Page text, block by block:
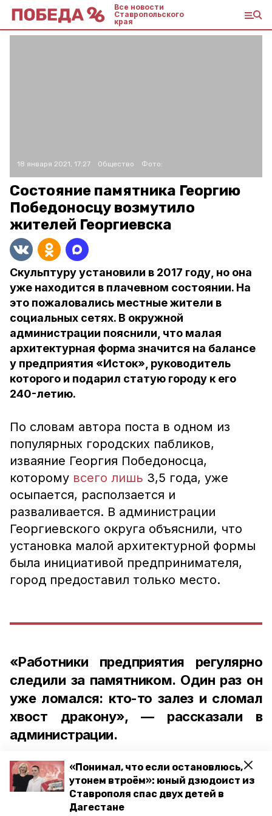
«Понимал, что если остановлюсь,
утонем втроём»: юный дзюдоист из
Ставрополя спас двух детей в
Дагестане
Все новости
Ставропольского
края
18 января 2021, 17:27 Общество Фото:
Состояние памятника Георгию
Победоносцу возмутило
жителей Георгиевска
Скульптуру установили в 2017 году, но она
уже находится в плачевном состоянии. На
это пожаловались местные жители в
социальных сетях. В окружной
администрации пояснили, что малая
архитектурная форма значится на балансе
у предприятия «Исток», руководитель
которого и подарил статую городу к его
240-летию.
По словам автора поста в одном из
популярных городских пабликов,
изваяние Георгия Победоносца,
которому всего лишь 3,5 года, уже
осыпается, расползается и
разваливается. В администрации
Георгиевского округа объяснили, что
установка малой архитектурной формы
была инициативой предпринимателя,
город предоставил только место.
«Работники предприятия регулярно
следили за памятником. Один раз он
уже ломался: кто-то залез и сломал
хвост дракону», — рассказали в
администрации.
Сам бизнесмен пояснил, что скульптуру